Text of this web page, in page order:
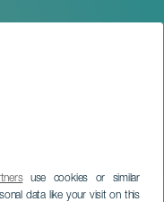
use cookies or similar
data like your visit on this